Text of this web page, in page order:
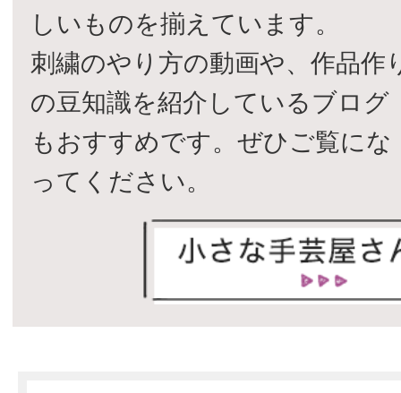
しいものを揃えています。
刺繍のやり方の動画や、作品作
の豆知識を紹介しているブログ
もおすすめです。ぜひご覧にな
ってください。